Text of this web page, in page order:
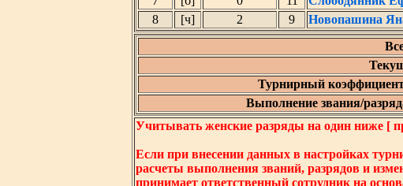
8
[ч] 2 9 Новопашина
Турнирный
Выполнение звания/
Учитывать женские разряды на один ниже [
Если при внесении данных в настройках
расчеты выполнения званий, разрядов и
принимает ответственный сотрудник на